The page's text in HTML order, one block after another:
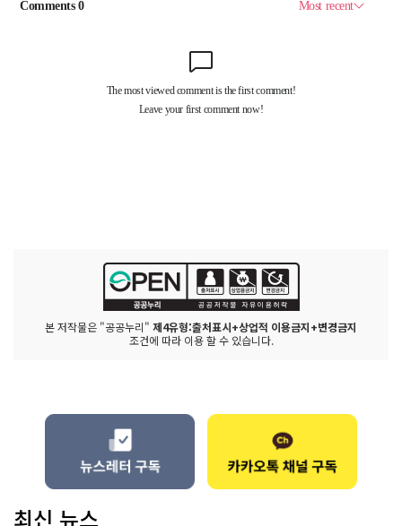
본 저작물은 "공공누리" 제4유형:출처표시+상업적 이용금지+변경금지
조건에 따라 이용 할 수 있습니다.
최신 뉴스